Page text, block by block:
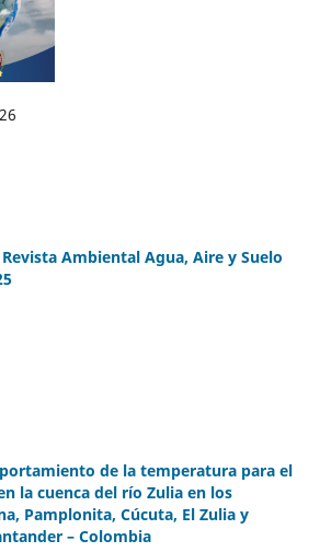
Ambiental Agua, Aire y Suelo
de la temperatura para el
la cuenca del río Zulia en los
Pamplonita, Cúcuta, El Zulia y
– Colombia